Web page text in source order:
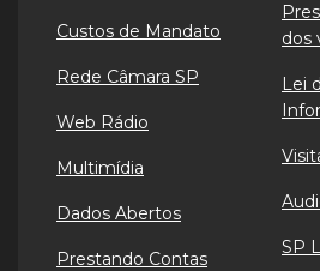
Custos de Mandato
Rede Câmara SP
Web Rádio
Multimídia
Dados Abertos
Prestando Contas
dos
Lei
SP